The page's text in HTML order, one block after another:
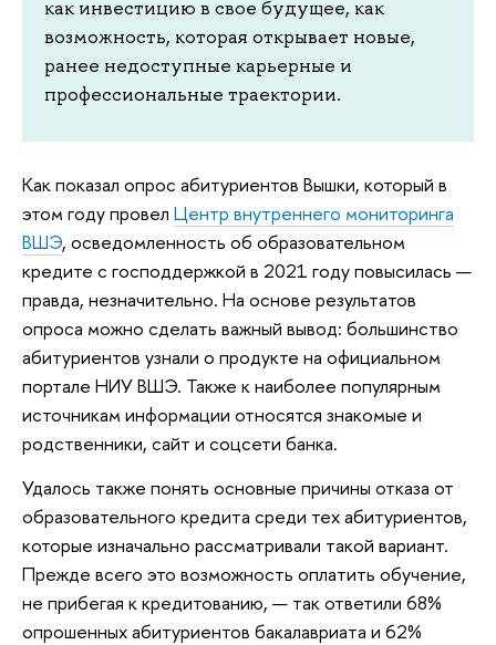
как инвестицию в свое будущее, как
возможность, которая открывает новые,
ранее недоступные карьерные и
профессиональные траектории.
Как показал опрос абитуриентов Вышки, который в
этом году провел Центр внутреннего мониторинга
ВШЭ, осведомленность об образовательном
кредите с господдержкой в 2021 году повысилась —
правда, незначительно. На основе результатов
опроса можно сделать важный вывод: большинство
абитуриентов узнали о продукте на официальном
портале НИУ ВШЭ. Также к наиболее популярным
источникам информации относятся знакомые и
родственники, сайт и соцсети банка.
Удалось также понять основные причины отказа от
образовательного кредита среди тех абитуриентов,
которые изначально рассматривали такой вариант.
Прежде всего это возможность оплатить обучение,
не прибегая к кредитованию, — так ответили 68%
опрошенных абитуриентов бакалавриата и 62%